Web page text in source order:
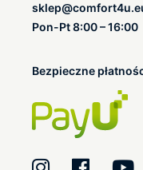
Pon-Pt 8:00 – 16:00
Bezpieczne